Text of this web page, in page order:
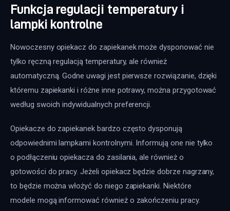
Funkcja regulacji temperatury i
lampki kontrolne
Nowoczesny opiekacz do zapiekanek może dysponować nie
tylko ręczną regulacją temperatury, ale również
automatyczną. Godne uwagi jest pierwsze rozwiązanie, dzięki
któremu zapiekanki i różne inne potrawy, można przygotować
według swoich indywidualnych preferencji.
Opiekacze do zapiekanek bardzo często dysponują
odpowiednimi lampkami kontrolnymi. Informują one nie tylko
o podłączeniu opiekacza do zasilania, ale również o
gotowości do pracy. Jeżeli opiekacz będzie dobrze nagrzany,
to będzie można włożyć do niego zapiekanki. Niektóre
modele mogą informować również o zakończeniu pracy.